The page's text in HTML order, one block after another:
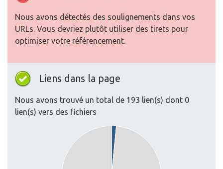
Nous avons détectés des soulignements dans vos
URLs. Vous devriez plutôt utiliser des tirets pour
optimiser votre référencement.
Liens dans la page
Nous avons trouvé un total de 193 lien(s) dont 0
lien(s) vers des fichiers